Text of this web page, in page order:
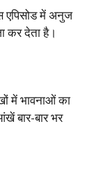
एपिसोड में अनुज
कर देता है।
में भावनाओं का
बार-बार भर